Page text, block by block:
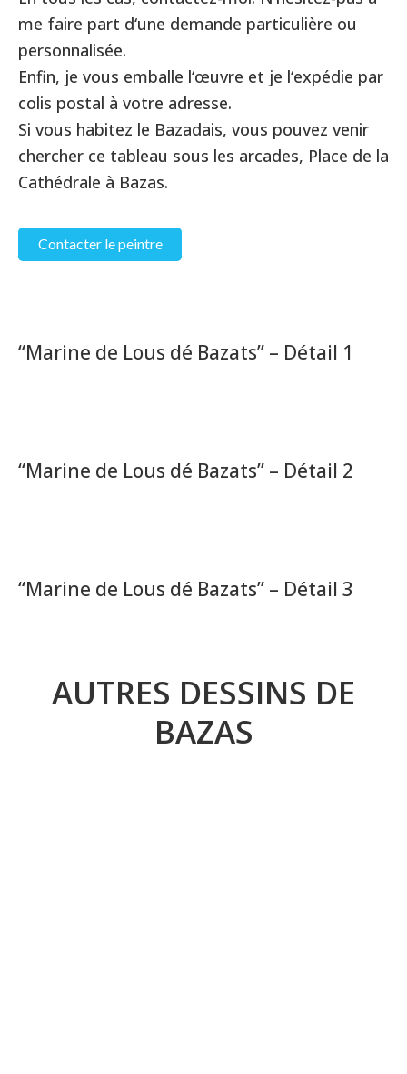
me faire part d‘une demande particulière ou
personnalisée.
Enfin, je vous emballe l‘œuvre et je l‘expédie par
colis postal à votre adresse.
Si vous habitez le Bazadais, vous pouvez venir
chercher ce tableau sous les arcades, Place de la
Cathédrale à Bazas.
Contacter le peintre
“Marine de Lous dé Bazats” – Détail 1
“Marine de Lous dé Bazats” – Détail 2
“Marine de Lous dé Bazats” – Détail 3
AUTRES DESSINS DE
BAZAS